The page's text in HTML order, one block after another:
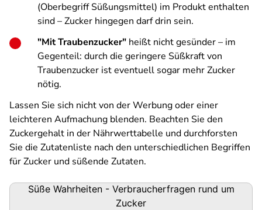
(Oberbegriff Süßungsmittel) im Produkt enthalten
sind – Zucker hingegen darf drin sein.
"Mit Traubenzucker" heißt nicht gesünder – im
Gegenteil: durch die geringere Süßkraft von
Traubenzucker ist eventuell sogar mehr Zucker
nötig.
Lassen Sie sich nicht von der Werbung oder einer
leichteren Aufmachung blenden. Beachten Sie den
Zuckergehalt in der Nährwerttabelle und durchforsten
Sie die Zutatenliste nach den unterschiedlichen Begriffen
für Zucker und süßende Zutaten.
Podigee-Süße Wahrheiten - Verbraucherfragen rund um
Zucker